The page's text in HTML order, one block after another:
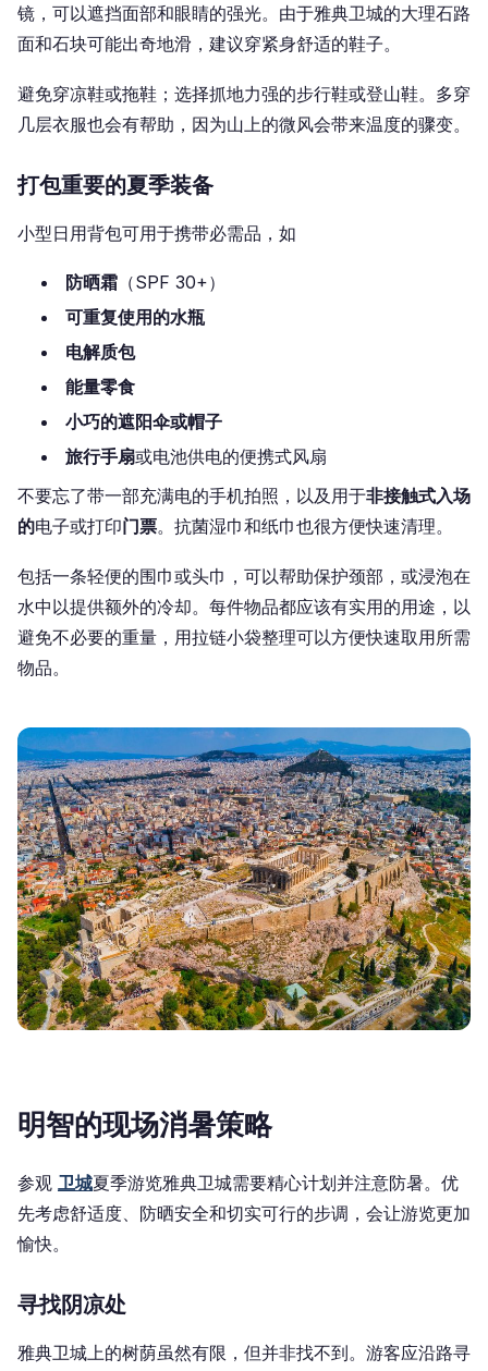
镜，可以遮挡面部和眼睛的强光。由于雅典卫城的大理石路
面和石块可能出奇地滑，建议穿紧身舒适的鞋子。
避免穿凉鞋或拖鞋；选择抓地力强的步行鞋或登山鞋。多穿
几层衣服也会有帮助，因为山上的微风会带来温度的骤变。
打包重要的夏季装备
小型日用背包可用于携带必需品，如
防晒霜 （SPF 30+）
可重复使用的水瓶
电解质包
能量零食
小巧的遮阳伞或帽子
旅行手扇或电池供电的便携式风扇
不要忘了带一部充满电的手机拍照，以及用于非接触式入场
的电子或打印门票。抗菌湿巾和纸巾也很方便快速清理。
包括一条轻便的围巾或头巾，可以帮助保护颈部，或浸泡在
水中以提供额外的冷却。每件物品都应该有实用的用途，以
避免不必要的重量，用拉链小袋整理可以方便快速取用所需
物品。
明智的现场消暑策略
参观 卫城夏季游览雅典卫城需要精心计划并注意防暑。优
先考虑舒适度、防晒安全和切实可行的步调，会让游览更加
愉快。
寻找阴凉处
雅典卫城上的树荫虽然有限，但并非找不到。游客应沿路寻